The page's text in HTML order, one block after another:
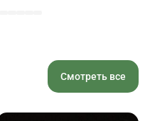
Смотреть все